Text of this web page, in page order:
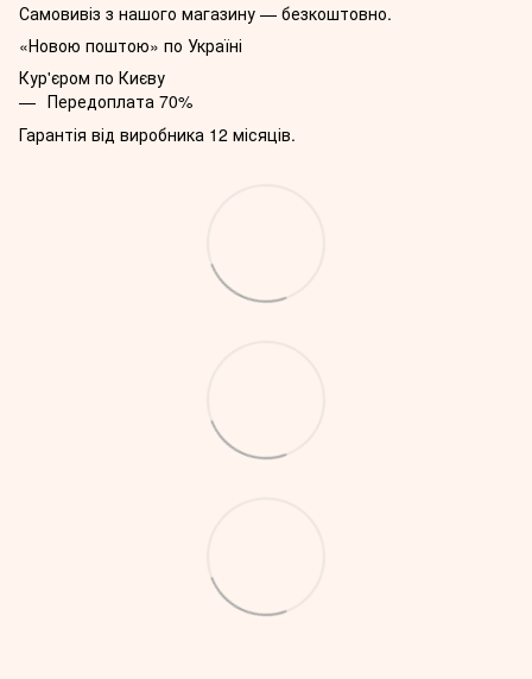
Самовивіз з нашого магазину — безкоштовно.
«Новою поштою» по Україні
Кур'єром по Києву
Передоплата 70%
Гарантія від виробника 12 місяців.